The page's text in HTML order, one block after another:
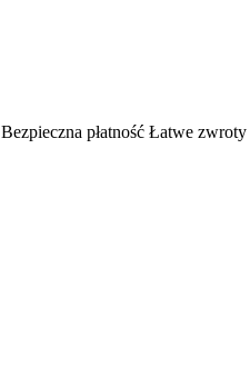
Bezpieczna płatność Łatwe zwroty